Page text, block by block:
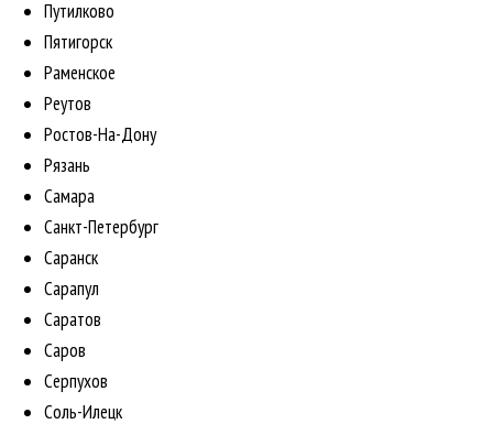
Путилково
Пятигорск
Раменское
Реутов
Ростов-На-Дону
Рязань
Самара
Санкт-Петербург
Саранск
Сарапул
Саратов
Саров
Серпухов
Соль-Илецк